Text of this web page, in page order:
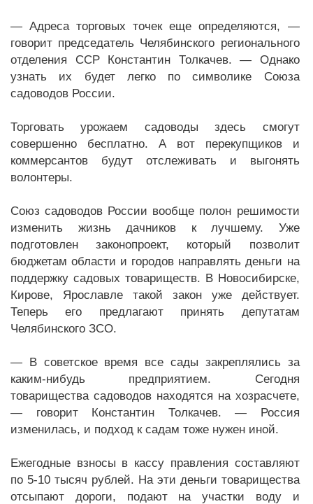
— Адреса торговых точек еще определяются, —
говорит председатель Челябинского регионального
отделения ССР Константин Толкачев. — Однако
узнать их будет легко по символике Союза
садоводов России.
Торговать урожаем садоводы здесь смогут
совершенно бесплатно. А вот перекупщиков и
коммерсантов будут отслеживать и выгонять
волонтеры.
Союз садоводов России вообще полон решимости
изменить жизнь дачников к лучшему. Уже
подготовлен законопроект, который позволит
бюджетам области и городов направлять деньги на
поддержку садовых товариществ. В Новосибирске,
Кирове, Ярославле такой закон уже действует.
Теперь его предлагают принять депутатам
Челябинского ЗСО.
— В советское время все сады закреплялись за
каким-нибудь предприятием. Сегодня
товарищества садоводов находятся на хозрасчете,
— говорит Константин Толкачев. — Россия
изменилась, и подход к садам тоже нужен иной.
Ежегодные взносы в кассу правления составляют
по 5-10 тысяч рублей. На эти деньги товарищества
отсыпают дороги, подают на участки воду и